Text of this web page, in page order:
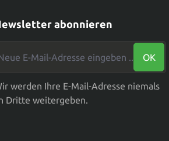
abonnieren
E-Mail-Adresse eingeben ...*
OK
werden Ihre E-Mail-Adresse niemals
Dritte weitergeben.